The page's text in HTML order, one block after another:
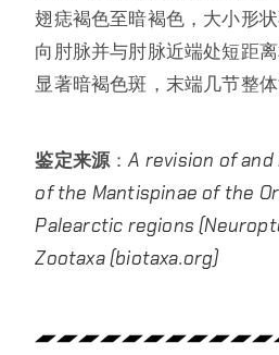
翅痣褐色至暗褐色，大小形
向肘脉并与肘脉近端处短距
显著暗褐色斑，末端几节整体
鉴定来源：A revision of
of the Mantispinae of the
Palearctic regions
Zootaxa (biotaxa.org)